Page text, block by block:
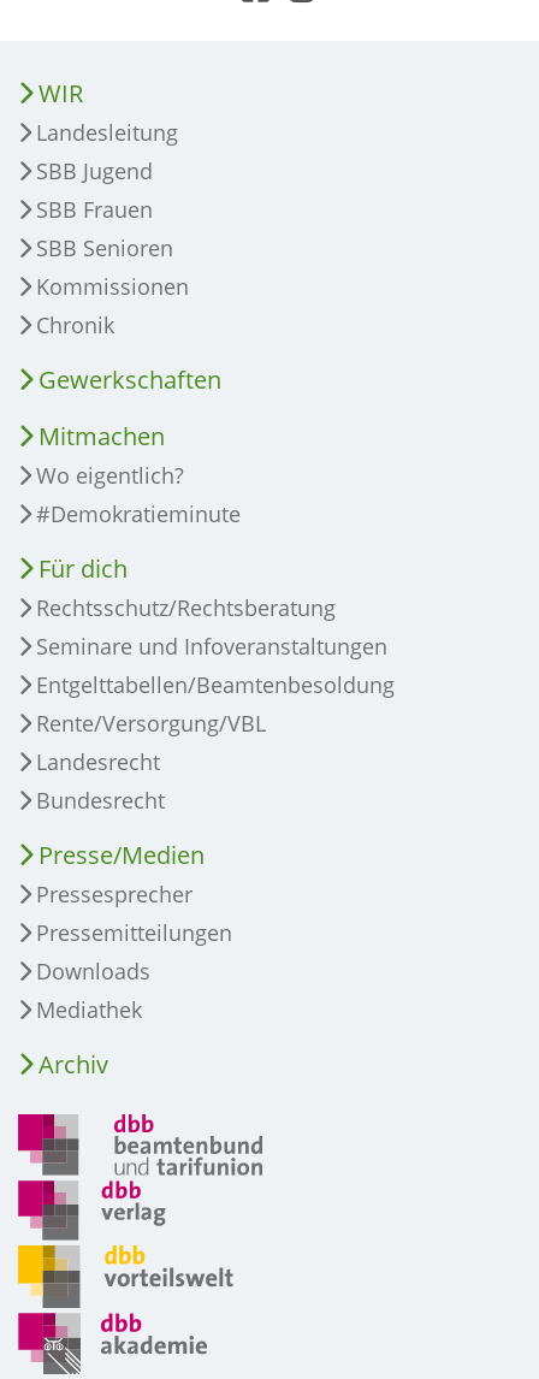
WIR
Landesleitung
SBB Jugend
SBB Frauen
SBB Senioren
Kommissionen
Chronik
Gewerkschaften
Mitmachen
Wo eigentlich?
#Demokratieminute
Für dich
Rechtsschutz/Rechtsberatung
Seminare und Infoveranstaltungen
Entgelttabellen/Beamtenbesoldung
Rente/Versorgung/VBL
Landesrecht
Bundesrecht
Presse/Medien
Pressesprecher
Pressemitteilungen
Downloads
Mediathek
Archiv